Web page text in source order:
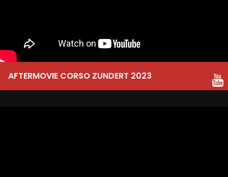
AFTERMOVIE CORSO ZUNDERT 2023